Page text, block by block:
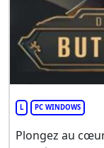
L PC WINDOWS
Plongez au